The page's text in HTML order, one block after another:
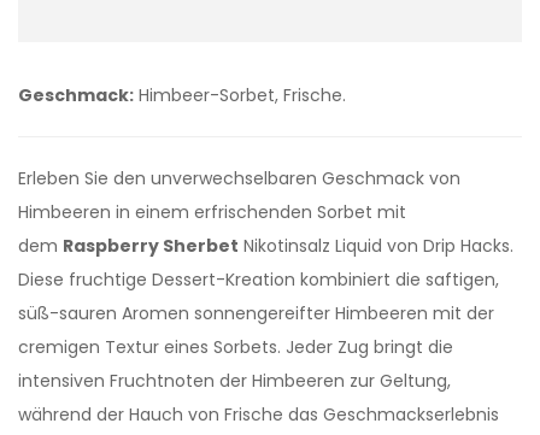
Geschmack: Himbeer-Sorbet, Frische.
Erleben Sie den unverwechselbaren Geschmack von
Himbeeren in einem erfrischenden Sorbet mit
dem Raspberry Sherbet Nikotinsalz Liquid von Drip Hacks.
Diese fruchtige Dessert-Kreation kombiniert die saftigen,
süß-sauren Aromen sonnengereifter Himbeeren mit der
cremigen Textur eines Sorbets. Jeder Zug bringt die
intensiven Fruchtnoten der Himbeeren zur Geltung,
während der Hauch von Frische das Geschmackserlebnis